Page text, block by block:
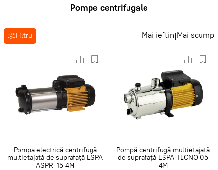
Pompe centrifugale
Filtru Mai ieftin|Mai scump
Pompa electrică centrifugă
multietajată de suprafață ESPA
ASPRI 15 4M
Pompă centrifugă multietajată
de suprafață ESPA TECNO 05
4M